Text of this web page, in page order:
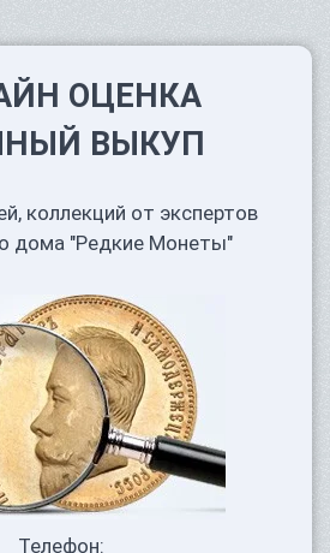
ОЦЕНКА
ВЫКУП
коллекций от экспертов
дома "Редкие Монеты"
Телефон: